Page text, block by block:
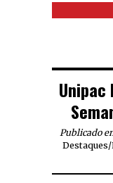
Unipac
Publicado
Destaques/